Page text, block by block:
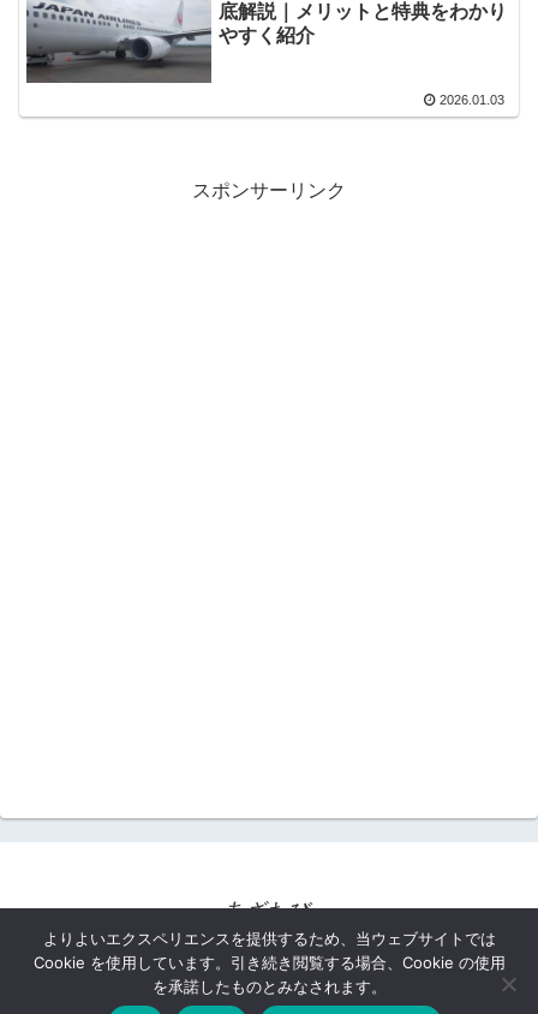
底解説｜メリットと特典をわかり
やすく紹介
2026.01.03
スポンサーリンク
あざたび
プロフィール
お問い合わせ
プライバシーポリシー
よりよいエクスペリエンスを提供するため、当ウェブサイトでは
Cookie を使用しています。引き続き閲覧する場合、Cookie の使用
を承諾したものとみなされます。